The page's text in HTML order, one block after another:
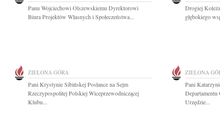
Panu Wojciechowi Olszewskiemu Dyrektorowi
Biura Projektów Własnych i Społeczeństwa...
Drogiej
głębokiego
ZIELONA GÓRA
Pani Krystynie Sibińskej Posłance na Sejm
Rzeczypospolitej Polskiej Wiceprzewodniczącej
Klubu...
ZIELONA
Pani
Urzędzie...